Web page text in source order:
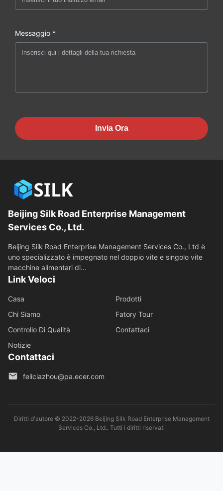
Messaggio *
Invia Ora
Beijing Silk Road Enterprise Management
Services Co., Ltd.
Beijing Silk Road Enterprise Management Services Co., Ltd è
uno specializzato è impegnato nel doppio vite e singolo vite
macchine alimentari di...
Link Veloci
Casa
Prodotti
Chi Siamo
Fatory Tour
Controllo Di Qualità
Contattaci
Notizie
Contattaci
feliciazhou@pa.ecer.com
Diritti d'autore © 2022-2026 Beijing Silk Road Enterprise Management
Services Co., Ltd.. Tutti i diritti riservati